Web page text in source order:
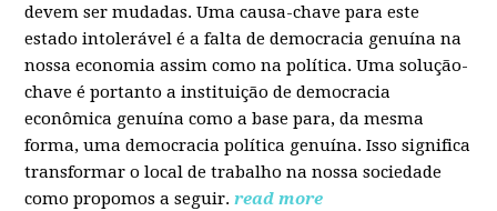
devem ser mudadas. Uma causa-chave para este
estado intolerável é a falta de democracia genuína na
nossa economia assim como na política. Uma solução-
chave é portanto a instituição de democracia
econômica genuína como a base para, da mesma
forma, uma democracia política genuína. Isso significa
transformar o local de trabalho na nossa sociedade
como propomos a seguir. read more